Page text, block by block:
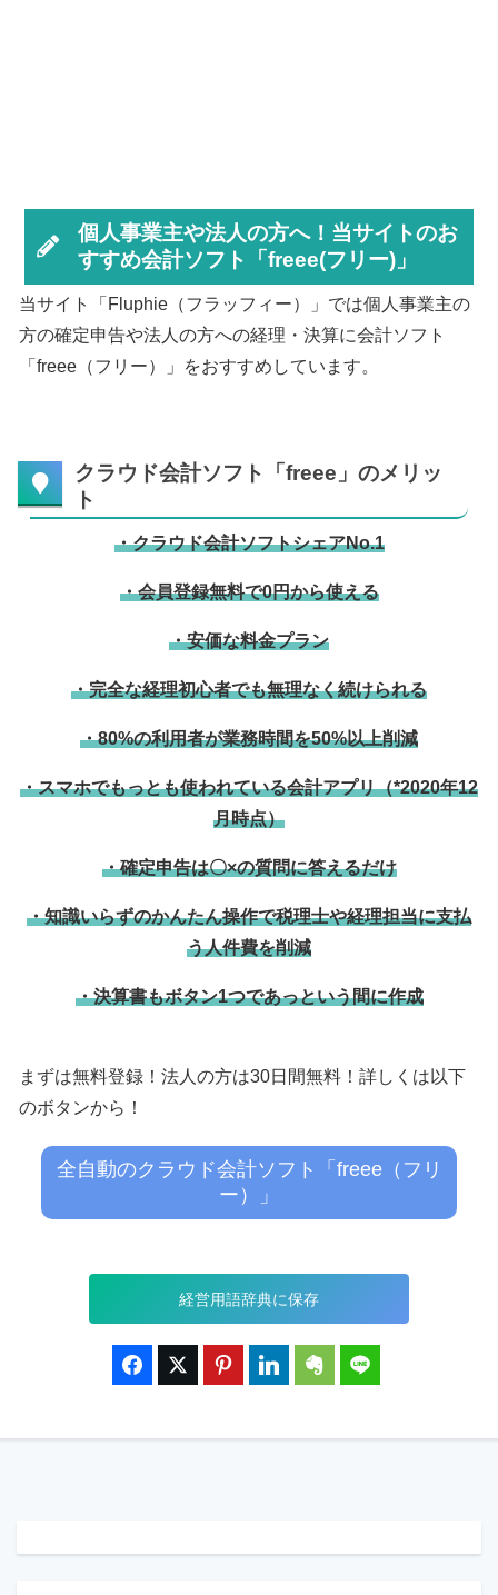
個人事業主や法人の方へ！当サイトのお
すすめ会計ソフト「freee(フリー)」
当サイト「Fluphie（フラッフィー）」では個人事業主の
方の確定申告や法人の方への経理・決算に会計ソフト
「freee（フリー）」をおすすめしています。
クラウド会計ソフト「freee」のメリッ
ト
・クラウド会計ソフトシェアNo.1
・会員登録無料で0円から使える
・安価な料金プラン
・完全な経理初心者でも無理なく続けられる
・80%の利用者が業務時間を50%以上削減
・スマホでもっとも使われている会計アプリ（*2020年12
月時点）
・確定申告は〇×の質問に答えるだけ
・知識いらずのかんたん操作で税理士や経理担当に支払
う人件費を削減
・決算書もボタン1つであっという間に作成
まずは無料登録！法人の方は30日間無料！詳しくは以下
のボタンから！
全自動のクラウド会計ソフト「freee（フリ
ー）」
経営用語辞典に保存